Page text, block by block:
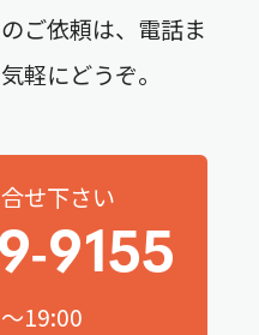
ご依頼は、電話ま
軽にどうぞ。
せ下さい
9155
19:00